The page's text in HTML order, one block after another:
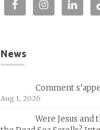
News
Comment
Aug 1, 2026
Were Jesus and